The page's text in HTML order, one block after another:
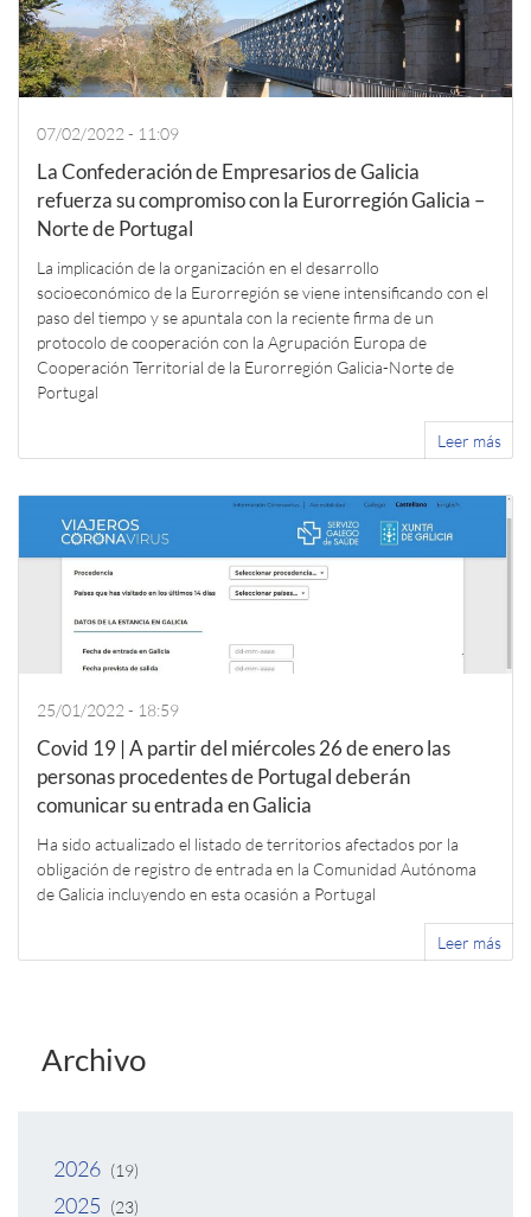
07/02/2022 - 11:09
La Confederación de Empresarios de Galicia
refuerza su compromiso con la Eurorregión Galicia –
Norte de Portugal
La implicación de la organización en el desarrollo
socioeconómico de la Eurorregión se viene intensificando con el
paso del tiempo y se apuntala con la reciente firma de un
protocolo de cooperación con la Agrupación Europa de
Cooperación Territorial de la Eurorregión Galicia-Norte de
Portugal
Leer más
25/01/2022 - 18:59
Covid 19 | A partir del miércoles 26 de enero las
personas procedentes de Portugal deberán
comunicar su entrada en Galicia
Ha sido actualizado el listado de territorios afectados por la
obligación de registro de entrada en la Comunidad Autónoma
de Galicia incluyendo en esta ocasión a Portugal
Leer más
Archivo
2026 (19)
2025 (23)